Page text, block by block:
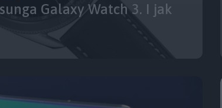
Galaxy Watch 3. I jak